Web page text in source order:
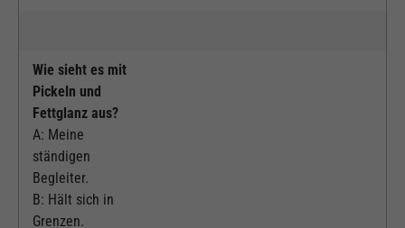
Wie sieht es mit
Pickeln und
Fettglanz aus?
A: Meine
ständigen
Begleiter.
B: Hält sich in
Grenzen.